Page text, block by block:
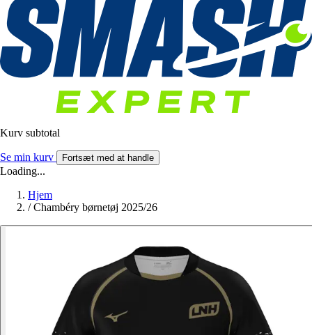
Kurv subtotal
Se min kurv Fortsæt med at handle
Loading...
Hjem
/ Chambéry børnetøj 2025/26